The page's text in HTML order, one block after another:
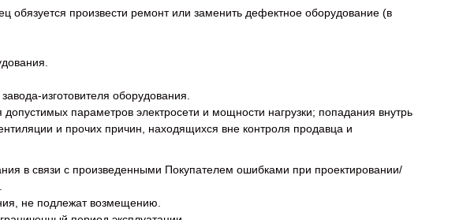
обязуется произвести ремонт или заменить дефектное оборудование (в
изготовителя оборудования.
параметров электросети и мощности нагрузки; попадания внутрь
и прочих причин, находящихся вне контроля продавца и
в связи с произведенными Покупателем ошибками при проектировании/
не подлежат возмещению.